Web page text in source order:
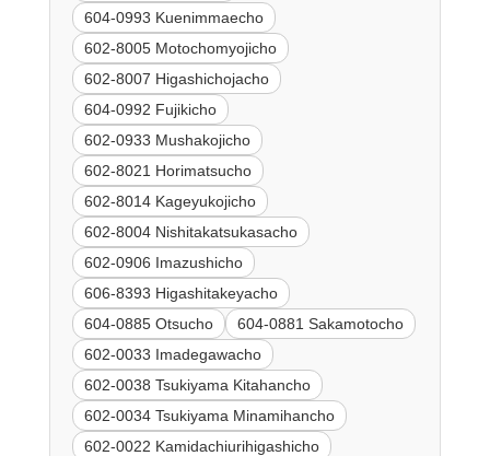
604-0993 Kuenimmaecho
602-8005 Motochomyojicho
602-8007 Higashichojacho
604-0992 Fujikicho
602-0933 Mushakojicho
602-8021 Horimatsucho
602-8014 Kageyukojicho
602-8004 Nishitakatsukasacho
602-0906 Imazushicho
606-8393 Higashitakeyacho
604-0885 Otsucho
604-0881 Sakamotocho
602-0033 Imadegawacho
602-0038 Tsukiyama Kitahancho
602-0034 Tsukiyama Minamihancho
602-0022 Kamidachiurihigashicho